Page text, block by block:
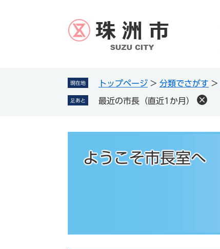
現在地 トップページ > 分類でさがす >
足あと 最近の市長（直近1か月）
ようこそ市長室へ